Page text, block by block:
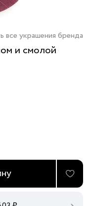
все украшения бренда
и смолой